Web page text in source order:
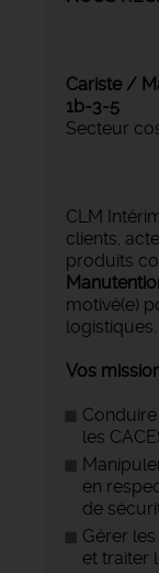
Cariste /
1b-3-5
Secteur
CLM
clients,
produits
motivé(e)
logistiques.
Vos
les
en
de
Gérer
et traiter